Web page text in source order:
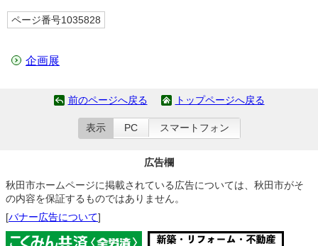
ページ番号1035828
企画展
前のページへ戻る トップページへ戻る
表示 PC スマートフォン
広告欄
秋田市ホームページに掲載されている広告については、秋田市がそ
の内容を保証するものではありません。
[バナー広告について]